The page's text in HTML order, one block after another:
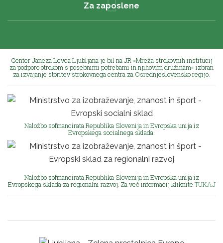
Za zaposlene
Center Janeza Levca Ljubljana je bil na JR »Mreža strokovnih institucij
za podporo otrokom s posebnimi potrebami in njihovim družinam« izbran
za izvajanje storitev strokovnega centra za Osrednjeslovensko regijo.
Naložbo sofinancirata Republika Slovenija in Evropska unija iz
Evropskega socialnega sklada.
Naložbo sofinancirata Republika Slovenija in Evropska unija iz
Evropskega sklada za regionalni razvoj. Za več informacij kliknite TUKAJ